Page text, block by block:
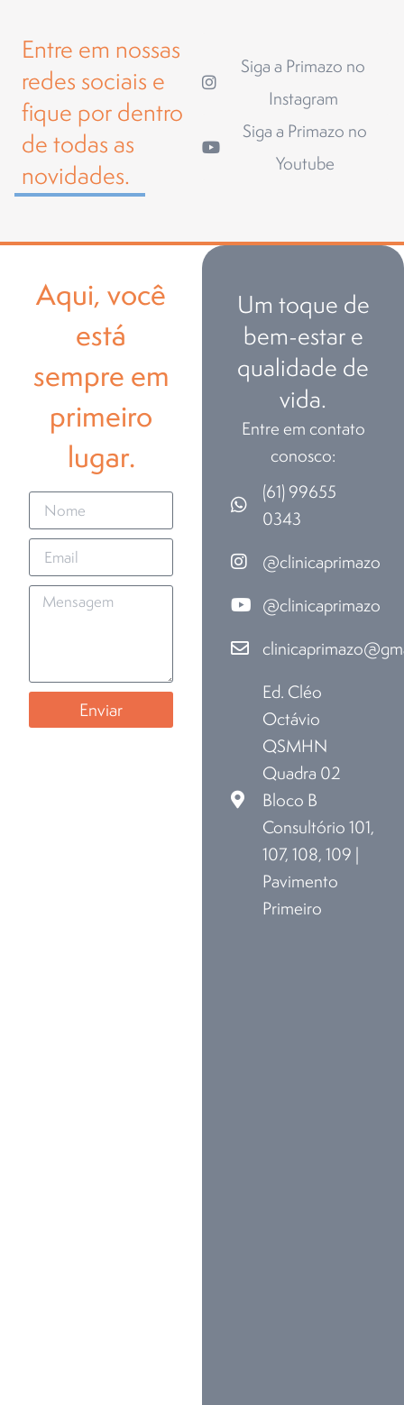
Entre em nossas
redes sociais e
fique por dentro
de todas as
novidades.
Siga a Primazo no
Instagram
Siga a Primazo no
Youtube
Aqui, você
está
sempre em
primeiro
lugar.
Enviar
Um toque de
bem-estar e
qualidade de
vida.
Entre em contato
conosco:
(61) 99655
0343
@clinicaprimazo
@clinicaprimazo
Ed. Cléo
Octávio
QSMHN
Quadra 02
Bloco B
Consultório 101,
107, 108, 109 |
Pavimento
Primeiro